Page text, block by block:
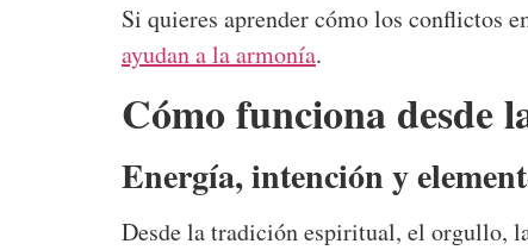
Si quieres aprender cómo los conflictos
ayudan a la armonía.
Cómo funciona desde
Energía, intención y
Desde la tradición espiritual, el orgullo,